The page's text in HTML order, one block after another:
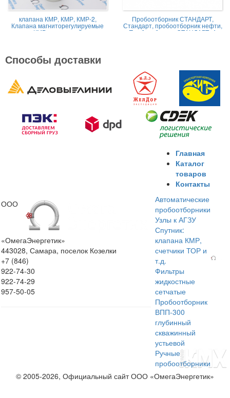
клапана КМР, КМР, КМР-2,
Клапана магниторегулируемые
КМР жидкостной
Пробоотборник СТАНДАРТ,
Стандарт, пробоотборник нефти,
Пробоотборник СТАНДАРТ -А
Способы доставки
ООО
«ОмегаЭнергетик»
443028, Самара, поселок Козелки
+7 (846)
922-74-30
922-74-29
957-50-05
Главная
Каталог
товаров
Контакты
Автоматические
пробоотборники
Узлы к АГЗУ
Спутник:
клапана КМР,
счетчики ТОР и
т.д.
Фильтры
жидкостные
сетчатые
Пробоотборник
ВПП-300
глубинный
скважинный
устьевой
Ручные
пробоотборники
© 2005-2026, Официальный сайт ООО «ОмегаЭнергетик»